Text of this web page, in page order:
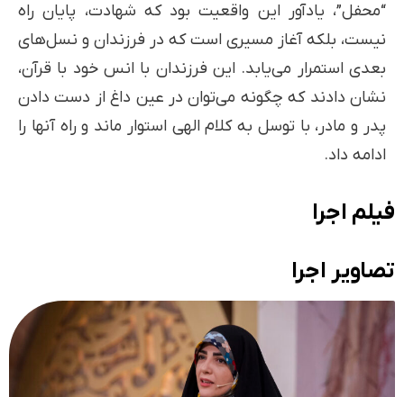
“محفل”، یادآور این واقعیت بود که شهادت، پایان راه
نیست، بلکه آغاز مسیری است که در فرزندان و نسل‌های
بعدی استمرار می‌یابد. این فرزندان با انس خود با قرآن،
نشان دادند که چگونه می‌توان در عین داغ از دست دادن
پدر و مادر، با توسل به کلام الهی استوار ماند و راه آنها را
ادامه داد.
فیلم اجرا
تصاویر اجرا